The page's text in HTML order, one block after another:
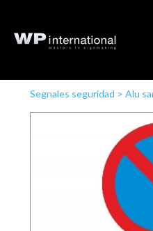
Segnales seguridad > Alu